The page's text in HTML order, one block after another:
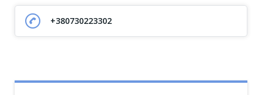
+380730223302